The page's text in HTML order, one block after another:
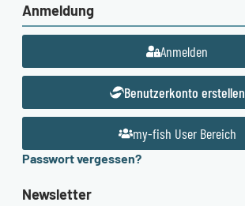
Anmeldung
Anmelden
Benutzerkonto erstellen
my-fish User Bereich
Passwort vergessen?
Newsletter